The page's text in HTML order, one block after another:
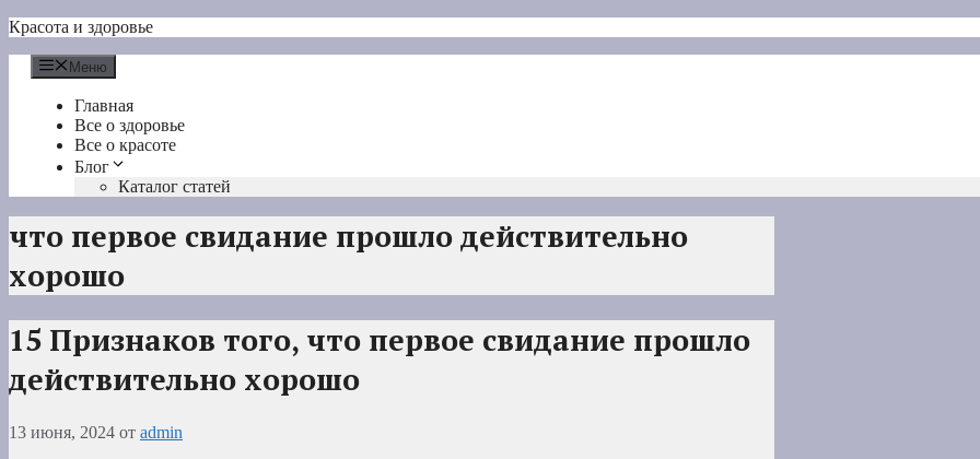
Перейти
содержимому
Красота и здоровье
Меню
Главная
Все о здоровье
Все о красоте
Блог
Каталог статей
что первое свидание прошло действительно
хорошо
15 Признаков того, что первое свидание прошло
действительно хорошо
13 июня, 2024 от admin